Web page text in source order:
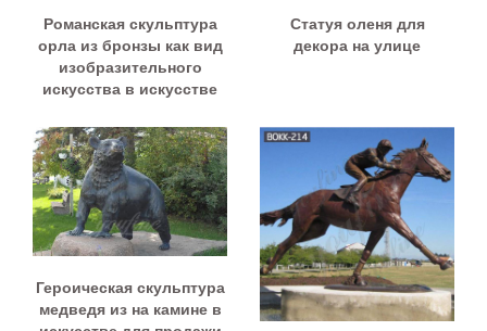
Романская скульптура
орла из бронзы как вид
изобразительного
искусства в искусстве
Статуя оленя для
декора на улице
Героическая скульптура
медведя из на камине в